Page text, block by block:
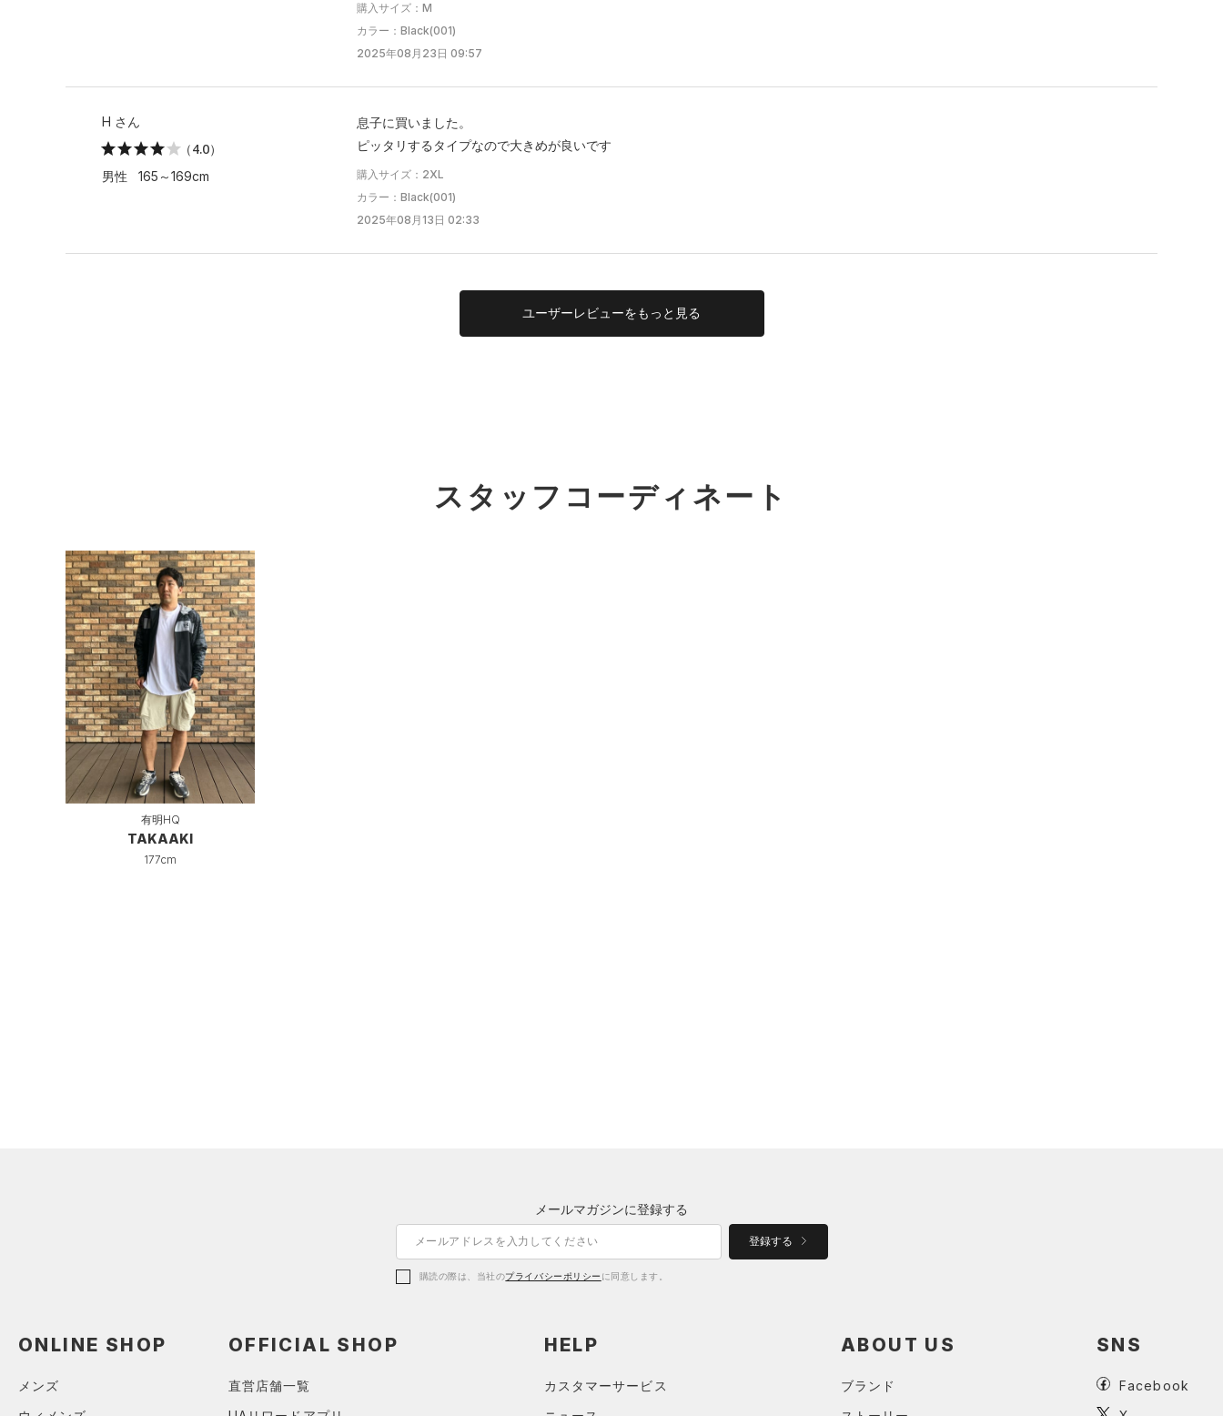
購入サイズ：M
カラー：Black(001)
2025年08月23日 09:57
H さん
（4.0）
男性 165～169cm
息子に買いました。
ピッタリするタイプなので大きめが良いです
購入サイズ：2XL
カラー：Black(001)
2025年08月13日 02:33
ユーザーレビューをもっと見る
スタッフコーディネート
有明HQ
TAKAAKI
177cm
メールマガジンに登録する
登録する
購読の際は、当社のプライバシーポリシー に同意します。
ONLINE SHOP
メンズ
OFFICIAL SHOP
直営店舗一覧
HELP
カスタマーサービス
ABOUT US
ブランド
SNS
Facebook